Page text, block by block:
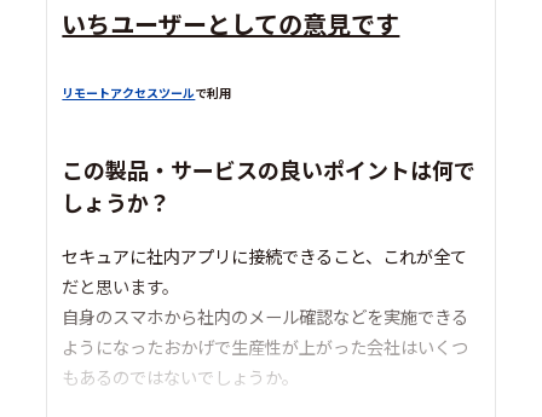
いちユーザーとしての意見です
リモートアクセスツールで利用
この製品・サービスの良いポイントは何で
しょうか？
セキュアに社内アプリに接続できること、これが全て
だと思います。
自身のスマホから社内のメール確認などを実施できる
ようになったおかげで生産性が上がった会社はいくつ
もあるのではないでしょうか。